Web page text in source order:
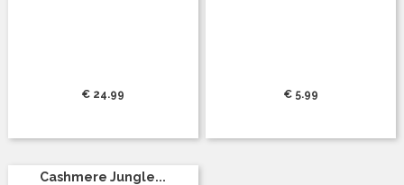
€ 24.99 € 5.99
Cashmere Jungle...